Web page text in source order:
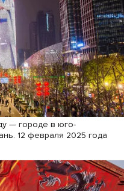
— городе в юго-
12 февраля 2025 года